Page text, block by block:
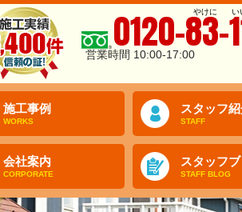
やけに い
0120-83-
営業時間 10:00-17:00
施工事例
WORKS
スタッフ
STAFF
会社案内
CORPORATE
スタッフ
STAFF BLOG